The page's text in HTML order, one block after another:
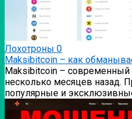
Лохотроны 0
Мaksibitcoin – как
Мaksibitcoin – современный
несколько месяцев назад.
популярные и